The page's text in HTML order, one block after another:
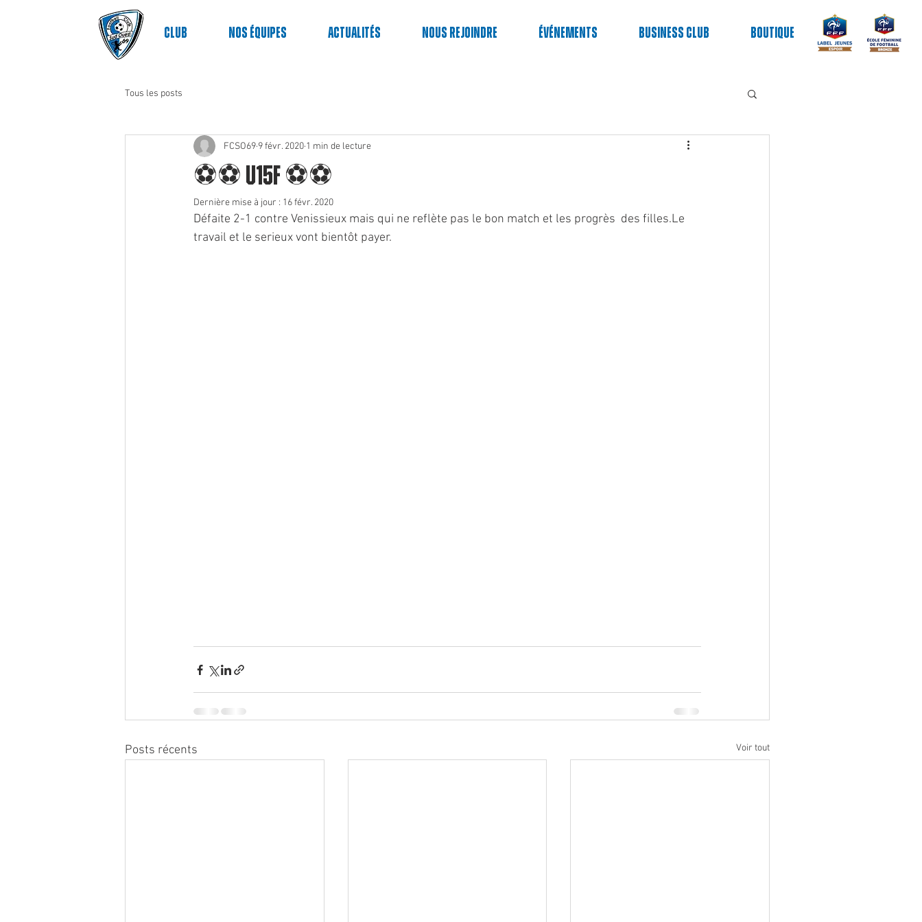
Club nos équipes Actualités Nous rejoindre événements Business club Boutique
Tous les posts
⚽️⚽️ U15F ⚽️⚽️
FCSO69 9 févr. 2020 1 min de lecture
Dernière mise à jour : 16 févr. 2020
Défaite 2-1 contre Venissieux mais qui ne reflète pas le bon match et les progrès  des filles.Le
travail et le serieux vont bientôt payer.
Posts récents Voir tout